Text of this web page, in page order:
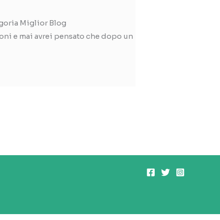
Miglior Blog
e mai avrei pensato che dopo un